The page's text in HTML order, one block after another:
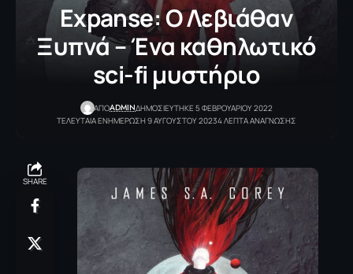
Expanse: Ο Λεβιάθαν
Ξυπνά – Ένα καθηλωτικό
sci-fi μυστήριο
ΑΠΟADMINΔΗΜΟΣΙΕΥΤΗΚΕ 5 ΦΕΒΡΟΥΑΡΙΟΥ 2022
ΤΕΛΕΥΤΑΙΑ ΕΝΗΜΕΡΩΣΗ 9 ΑΥΓΟΥΣΤΟΥ 20234 ΛΕΠΤΑ ΑΝΑΓΝΩΣΗΣ
SHARE